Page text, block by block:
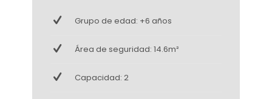
Grupo de edad: +6 años
Área de seguridad: 14.6m²
Capacidad: 2